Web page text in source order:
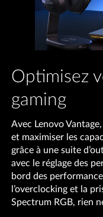
Optimisez
gaming
Avec Lenovo
et maximiser les
grâce à une suite
avec le réglage des
bord des
l’overclocking et la
Spectrum RGB, rien